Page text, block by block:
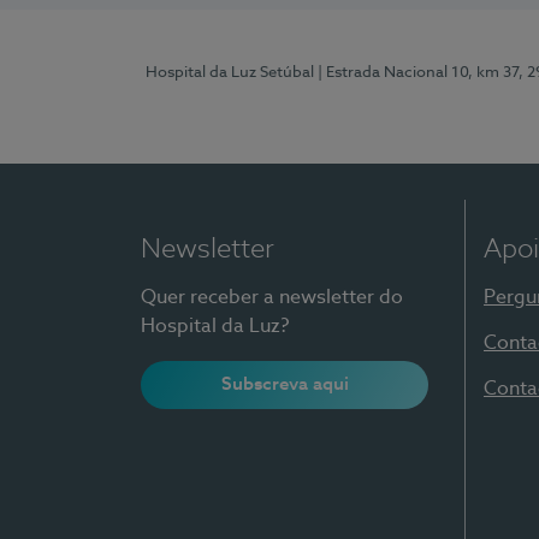
Hospital da Luz Setúbal | Estrada Nacional 10, km 37,
Newsletter
Quer receber a newsletter do
Hospital da Luz?
Subscreva aqui